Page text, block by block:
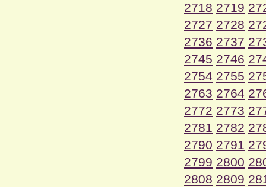
2718 2719
2727 2728
2736 2737
2745 2746
2754 2755
2763 2764
2772 2773
2781 2782
2790 2791
2799 2800
2808 2809